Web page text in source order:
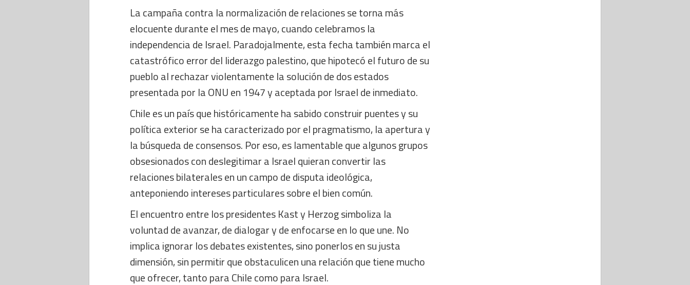
La campaña contra la normalización de relaciones se torna más
elocuente durante el mes de mayo, cuando celebramos la
independencia de Israel. Paradojalmente, esta fecha también marca el
catastrófico error del liderazgo palestino, que hipotecó el futuro de su
pueblo al rechazar violentamente la solución de dos estados
presentada por la ONU en 1947 y aceptada por Israel de inmediato.
Chile es un país que históricamente ha sabido construir puentes y su
política exterior se ha caracterizado por el pragmatismo, la apertura y
la búsqueda de consensos. Por eso, es lamentable que algunos grupos
obsesionados con deslegitimar a Israel quieran convertir las
relaciones bilaterales en un campo de disputa ideológica,
anteponiendo intereses particulares sobre el bien común.
El encuentro entre los presidentes Kast y Herzog simboliza la
voluntad de avanzar, de dialogar y de enfocarse en lo que une. No
implica ignorar los debates existentes, sino ponerlos en su justa
dimensión, sin permitir que obstaculicen una relación que tiene mucho
que ofrecer, tanto para Chile como para Israel.